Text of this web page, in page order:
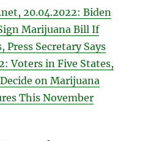
20.04.2022: Biden
Marijuana Bill If
Press Secretary Says
Voters in Five States,
on Marijuana
This November